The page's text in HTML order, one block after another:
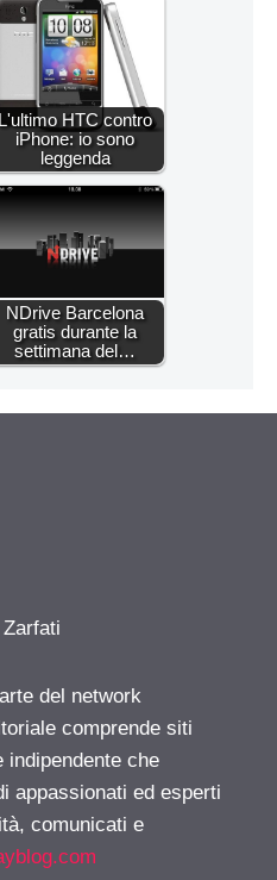
L'ultimo HTC contro
iPhone: io sono
leggenda
NDrive Barcelona
gratis durante la
settimana del…
del network
comprende siti
indipendente che
appassionati ed esperti
comunicati e